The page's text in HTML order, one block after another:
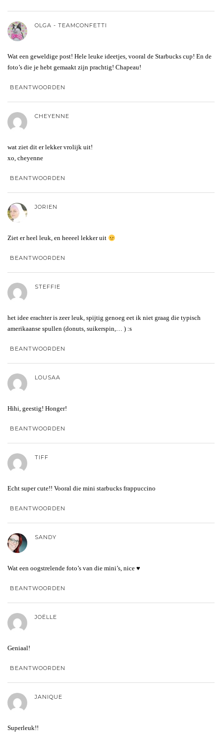
OLGA - TEAMCONFETTI
Wat een geweldige post! Hele leuke ideetjes, vooral de Starbucks cup! En de
foto’s die je hebt gemaakt zijn prachtig! Chapeau!
BEANTWOORDEN
CHEYENNE
wat ziet dit er lekker vrolijk uit!
xo, cheyenne
BEANTWOORDEN
JORIEN
Ziet er heel leuk, en heeeel lekker uit
BEANTWOORDEN
STEFFIE
het idee erachter is zeer leuk, spijtig genoeg eet ik niet graag die typisch
amerikaanse spullen (donuts, suikerspin,… ) :s
BEANTWOORDEN
LOUSAA
Hihi, geestig! Honger!
BEANTWOORDEN
TIFF
Echt super cute!! Vooral die mini starbucks frappuccino
BEANTWOORDEN
SANDY
Wat een oogstrelende foto’s van die mini’s, nice ♥
BEANTWOORDEN
JOËLLE
Geniaal!
BEANTWOORDEN
JANIQUE
Superleuk!!